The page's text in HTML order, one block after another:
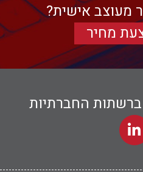
מעוצב אישית?
מחיר
ברשתות החברתיות